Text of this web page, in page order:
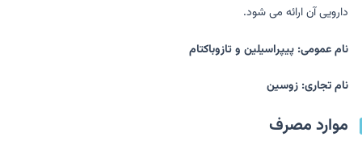
دارویی آن ارائه می شود.
نام عمومی: پیپراسیلین و تازوباکتام
نام تجاری: زوسین
موارد مصرف